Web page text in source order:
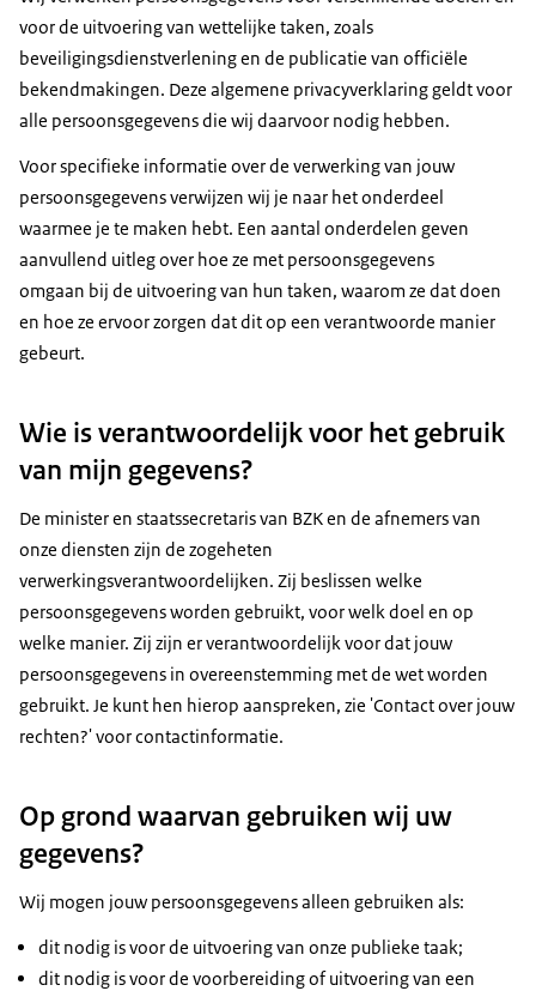
voor de uitvoering van wettelijke taken, zoals
beveiligingsdienstverlening en de publicatie van officiële
bekendmakingen. Deze algemene privacyverklaring geldt voor
alle persoonsgegevens die wij daarvoor nodig hebben.
Voor specifieke informatie over de verwerking van jouw
persoonsgegevens verwijzen wij je naar het onderdeel
waarmee je te maken hebt. Een aantal onderdelen geven
aanvullend uitleg over hoe ze met persoonsgegevens
omgaan bij de uitvoering van hun taken, waarom ze dat doen
en hoe ze ervoor zorgen dat dit op een verantwoorde manier
gebeurt.
Wie is verantwoordelijk voor het gebruik
van mijn gegevens?
De minister en staatssecretaris van BZK en de afnemers van
onze diensten zijn de zogeheten
verwerkingsverantwoordelijken. Zij beslissen welke
persoonsgegevens worden gebruikt, voor welk doel en op
welke manier. Zij zijn er verantwoordelijk voor dat jouw
persoonsgegevens in overeenstemming met de wet worden
gebruikt. Je kunt hen hierop aanspreken, zie 'Contact over jouw
rechten?' voor contactinformatie.
Op grond waarvan gebruiken wij uw
gegevens?
Wij mogen jouw persoonsgegevens alleen gebruiken als:
dit nodig is voor de uitvoering van onze publieke taak;
dit nodig is voor de voorbereiding of uitvoering van een